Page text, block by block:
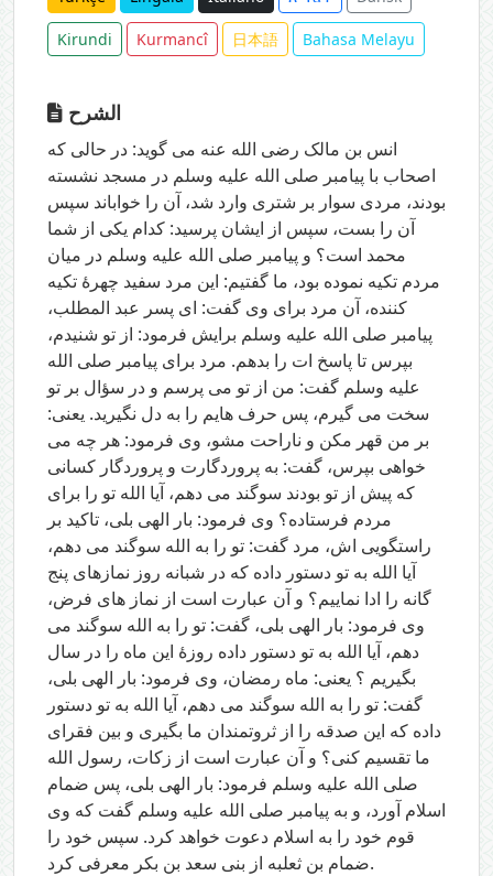
Kirundi Kurmancî 日本語 Bahasa Melayu
الشرح
انس بن مالک رضی الله عنه می گوید: در حالی که
اصحاب با پیامبر صلی الله علیه وسلم در مسجد نشسته
بودند، مردی سوار بر شتری وارد شد، آن را خواباند سپس
آن را بست، سپس از ایشان پرسید: کدام یکی از شما
محمد است؟ و پیامبر صلی الله علیه وسلم در میان
مردم تکیه نموده بود، ما گفتیم: این مرد سفید چهرۀ تکیه
کننده، آن مرد برای وی گفت: ای پسر عبد المطلب،
پیامبر صلی الله علیه وسلم برایش فرمود: از تو شنیدم،
بپرس تا پاسخ ات را بدهم. مرد برای پیامبر صلی الله
علیه وسلم گفت: من از تو می پرسم و در سؤال بر تو
سخت می گیرم، پس حرف هایم را به دل نگیرید. یعنی:
بر من قهر مکن و ناراحت مشو، وی فرمود: هر چه می
خواهی بپرس، گفت: به پروردگارت و پروردگار کسانی
که پیش از تو بودند سوگند می دهم، آیا الله تو را برای
مردم فرستاده؟ وی فرمود: بار الهی بلی، تاکید بر
راستگویی اش، مرد گفت: تو را به الله سوگند می دهم،
آیا الله به تو دستور داده که در شبانه روز نمازهای پنج
گانه را ادا نماییم؟ و آن عبارت است از نماز های فرض،
وی فرمود: بار الهی بلی، گفت: تو را به الله سوگند می
دهم، آیا الله به تو دستور داده روزۀ این ماه را در سال
بگیریم ؟ یعنی: ماه رمضان، وی فرمود: بار الهی بلی،
گفت: تو را به الله سوگند می دهم، آیا الله به تو دستور
داده که این صدقه را از ثروتمندان ما بگیری و بین فقرای
ما تقسیم کنی؟ و آن عبارت است از زکات، رسول الله
صلی الله علیه وسلم فرمود: بار الهی بلی، پس ضمام
اسلام آورد، و به پیامبر صلی الله علیه وسلم گفت که وی
قوم خود را به اسلام دعوت خواهد کرد. سپس خود را
ضمام بن ثعلبه از بنی سعد بن بکر معرفی کرد.